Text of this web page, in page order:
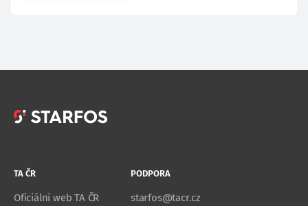
TA ČR
Oficiální web TA ČR
PODPORA
starfos@tacr.cz